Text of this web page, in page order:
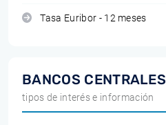
Tasa Euribor - 12 meses
BANCOS CENTRALES
tipos de interés e información